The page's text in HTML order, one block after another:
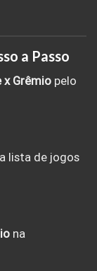
a Passo
x Grêmio pelo
lista de jogos
na